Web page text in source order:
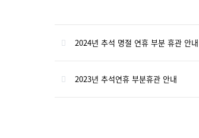
2024년 추석 명절 연휴 부분 휴관 안내
2023년 추석연휴 부분휴관 안내